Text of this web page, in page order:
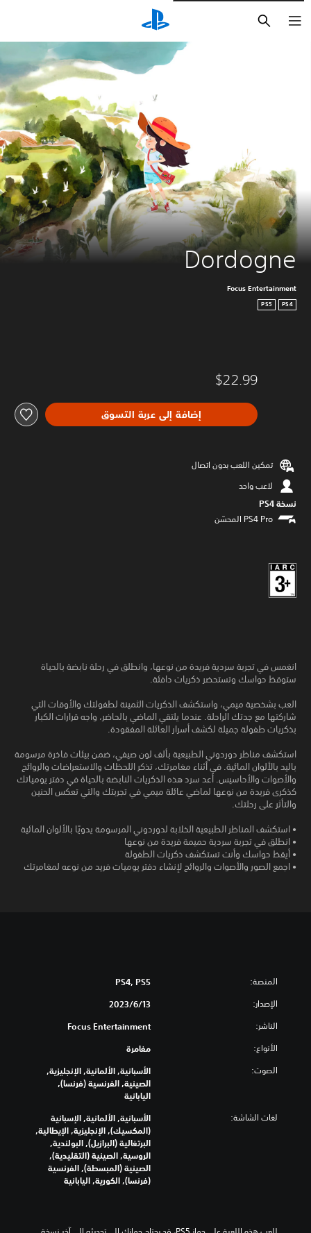
Dordogne
Focus Entertainment
PS4
PS5
$22.99
إضافة إلى عربة التسوق
تمكين اللعب بدون اتصال
لاعب واحد
نسخة PS4‏
انغمس في تجربة سردية فريدة من نوعها، وانطلق في رحلة نابضة بالحياة
ستوقظ حواسك وتستحضر ذكريات دافئة.
العب بشخصية ميمي، واستكشف الذكريات الثمينة لطفولتك والأوقات التي
شاركتها مع جدتك الراحلة. عندما يلتقي الماضي بالحاضر، واجه قرارات الكبار
بذكريات طفولة جميلة لكشف أسرار العائلة المفقودة.
استكشف مناظر دوردوني الطبيعية بألف لون صيفي، ضمن بيئات فاخرة مرسومة
باليد بالألوان المائية. في أثناء مغامرتك، تذكر اللحظات والاستعراضات والروائح
والأصوات والأحاسيس. أعد سرد هذه الذكريات النابضة بالحياة في دفتر يومياتك
كذكرى فريدة من نوعها لماضي عائلة ميمي في تجربتك والتي تعكس الحنين
والتأثر على رحلتك.
• استكشف المناظر الطبيعية الخلابة لدوردوني المرسومة يدويًا بالألوان المائية
• انطلق في تجربة سردية حميمة فريدة من نوعها
• أيقظ حواسك وأنت تستكشف ذكريات الطفولة
• اجمع الصور والأصوات والروائح لإنشاء دفتر يوميات فريد من نوعه لمغامرتك
المنصة: PS4, PS5
الإصدار: 13‏/6‏/2023
الناشر: Focus Entertainment
الأنواع: مغامرة
الصوت:
الأسبانية, الألمانية, الإنجليزية,
الصينية, الفرنسية (فرنسا),
اليابانية
لغات الشاشة:
الأسبانية, الألمانية, الإسبانية
(المكسيك), الإنجليزية, الإيطالية,
البرتغالية (البرازيل), البولندية,
الروسية, الصينية (التقليدية),
الصينية (المبسطة), الفرنسية
(فرنسا), الكورية, اليابانية